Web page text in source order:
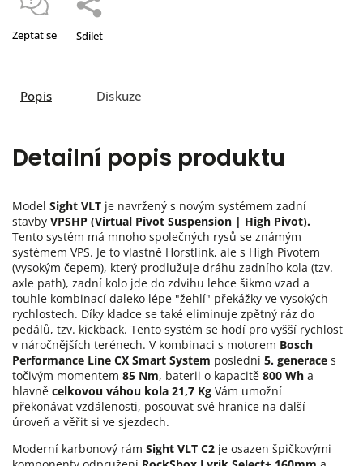
Zeptat se Sdílet
Popis Diskuze
Detailní popis produktu
Model Sight VLT je navržený s novým systémem zadní
stavby VPSHP (Virtual Pivot Suspension | High Pivot).
Tento systém má mnoho společných rysů se známým
systémem VPS. Je to vlastně Horstlink, ale s High Pivotem
(vysokým čepem), který prodlužuje dráhu zadního kola (tzv.
axle path), zadní kolo jde do zdvihu lehce šikmo vzad a
touhle kombinací daleko lépe "žehlí" překážky ve vysokých
rychlostech. Díky kladce se také eliminuje zpětný ráz do
pedálů, tzv. kickback. Tento systém se hodí pro vyšší rychlost
v náročnějších terénech. V kombinaci s motorem Bosch
Performance Line CX Smart System poslední 5. generace s
točivým momentem 85 Nm, baterii o kapacitě 800 Wh a
hlavně celkovou váhou kola 21,7 Kg Vám umožní
překonávat vzdálenosti, posouvat své hranice na další
úroveň a věřit si ve sjezdech.
Moderní karbonový rám Sight VLT C2 je osazen špičkovými